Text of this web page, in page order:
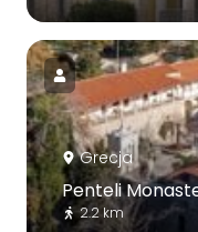
Grecja
Penteli
2.2 km